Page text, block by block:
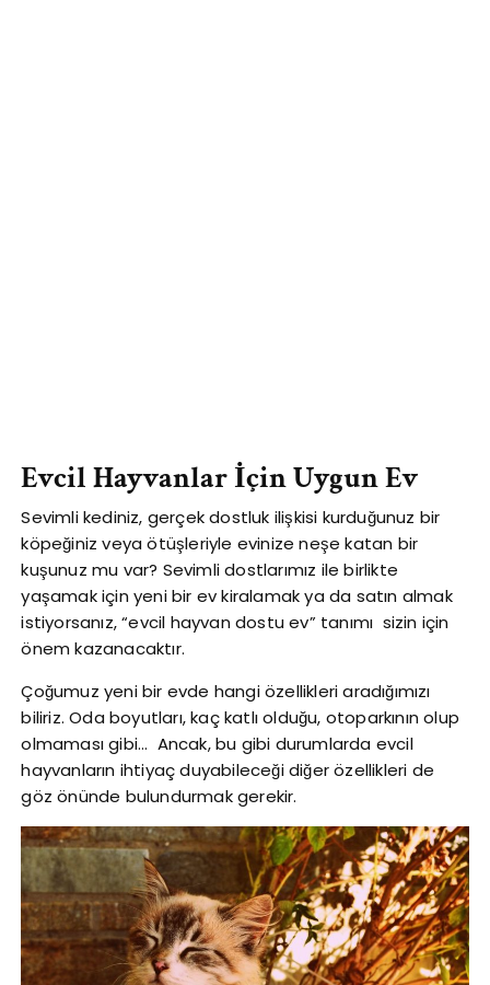
Evcil Hayvanlar İçin Uygun Ev
Sevimli kediniz, gerçek dostluk ilişkisi kurduğunuz bir
köpeğiniz veya ötüşleriyle evinize neşe katan bir
kuşunuz mu var? Sevimli dostlarımız ile birlikte
yaşamak için yeni bir ev kiralamak ya da satın almak
istiyorsanız, “evcil hayvan dostu ev” tanımı sizin için
önem kazanacaktır.
Çoğumuz yeni bir evde hangi özellikleri aradığımızı
biliriz. Oda boyutları, kaç katlı olduğu, otoparkının olup
olmaması gibi… Ancak, bu gibi durumlarda evcil
hayvanların ihtiyaç duyabileceği diğer özellikleri de
göz önünde bulundurmak gerekir.